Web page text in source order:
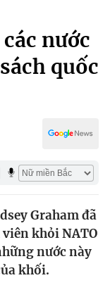
nước
quốc
Graham đã
khỏi NATO
nước này
khối.